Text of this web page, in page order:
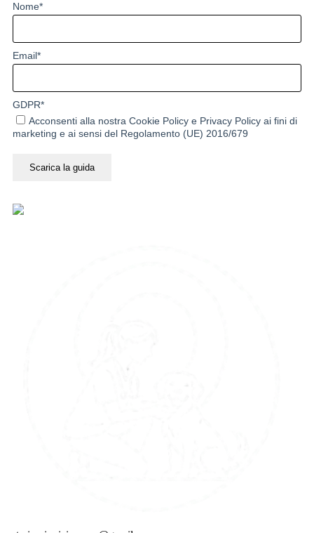
Nome*
Email*
GDPR*
Acconsenti alla nostra Cookie Policy e Privacy Policy ai fini di
marketing e ai sensi del Regolamento (UE) 2016/679
Scarica la guida